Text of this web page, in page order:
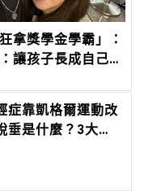
拿獎學金學霸」：
讓孩子長成自己的
症靠凱格爾運動改
垂是什麼？3大原